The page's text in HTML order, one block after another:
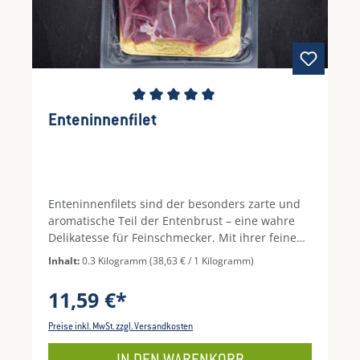
Durchschnittliche Bewertung von 5 von 5
Enteninnenfilet
Enteninnenfilets sind der besonders zarte und
aromatische Teil der Entenbrust – eine wahre
Delikatesse für Feinschmecker. Mit ihrer feinen
Struktur und ihrem mageren Fleisch sind sie
ideal für die Zubereitung in der Pfanne oder
sich auch beim Enteninnenfilet, die Haut vor
dem Braten rautenförmig einzuschneiden,
Oberfläche knusprig bleibt. Serviert mit
Inhalt:0.3 Kilogramm(38,63 € / 1 Kilogramm)
11,59 €*
Preise inkl. MwSt. zzgl. Versandkosten